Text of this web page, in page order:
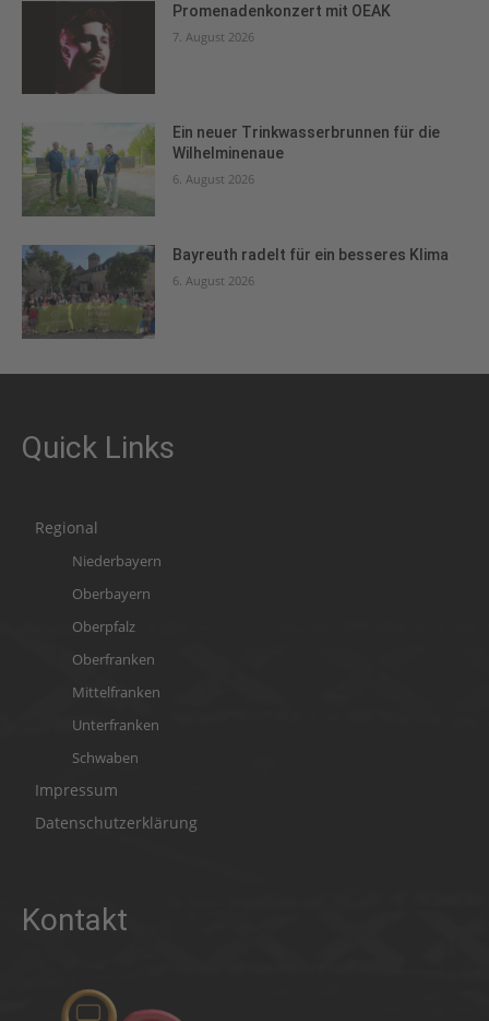
Promenadenkonzert mit OEAK
7. August 2026
Ein neuer Trinkwasserbrunnen für die
Wilhelminenaue
6. August 2026
Bayreuth radelt für ein besseres Klima
6. August 2026
Quick Links
Regional
Niederbayern
Oberbayern
Oberpfalz
Oberfranken
Mittelfranken
Unterfranken
Schwaben
Impressum
Datenschutzerklärung
Kontakt